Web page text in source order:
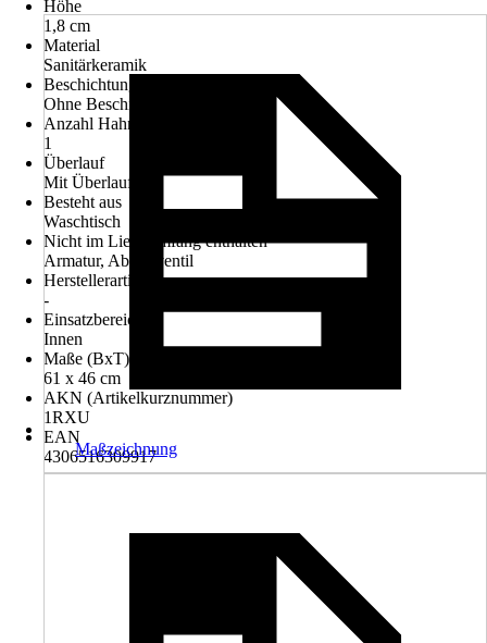
Höhe
1,8 cm
Material
Sanitärkeramik
Beschichtung
Ohne Beschichtung
Anzahl Hahnlöcher
1
Überlauf
Mit Überlauf
Besteht aus
Waschtisch
Nicht im Lieferumfang enthalten
Armatur, Ablaufventil
Herstellerartikelnummer
-
Einsatzbereich
Innen
Maße (BxT)
61 x 46 cm
AKN (Artikelkurznummer)
1RXU
EAN
4306516309917
Maßzeichnung